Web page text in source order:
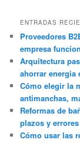
ENTRADAS
Proveedores
empresa
Arquitectura
ahorrar energia
Cómo elegir la
antimanchas,
Reformas de
plazos y
Cómo usar las